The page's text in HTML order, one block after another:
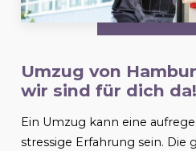
Umzug von
wir sind für dich da!
Ein Umzug kann eine
stressige Erfahrung sein. Die